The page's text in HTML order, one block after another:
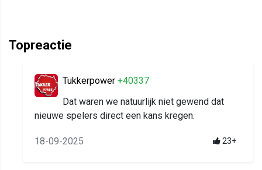
Topreactie
Tukkerpower +40337
Dat waren we natuurlijk niet gewend dat
nieuwe spelers direct een kans kregen.
18-09-2025 23+